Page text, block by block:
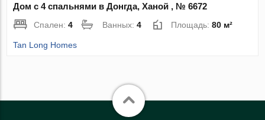
Дом с 4 спальнями в Донгда, Ханой , № 6672
Спален:4 Ванных:4 Площадь:80 м²
Tan Long Homes